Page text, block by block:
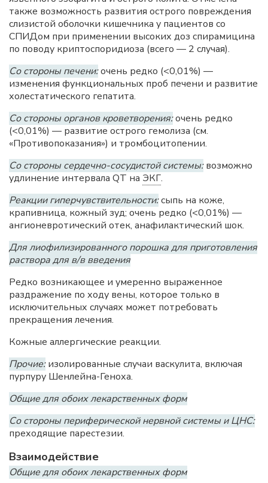
также возможность развития острого повреждения
слизистой оболочки кишечника у пациентов со
СПИДом при применении высоких доз спирамицина
по поводу криптоспоридиоза (всего — 2 случая).
Со стороны печени:очень редко (<0,01%) —
изменения функциональных проб печени и развитие
холестатического гепатита.
Со стороны органов кроветворения:очень редко
(<0,01%) — развитие острого гемолиза (см.
«Противопоказания») и тромбоцитопении.
Со стороны сердечно-сосудистой системы:возможно
удлинение интервала QТ на ЭКГ.
Реакции гиперчувствительности:сыпь на коже,
крапивница, кожный зуд; очень редко (<0,01%) —
ангионевротический отек, анафилактический шок.
Для лиофилизированного порошка для приготовления
раствора для в/в введения
Редко возникающее и умеренно выраженное
раздражение по ходу вены, которое только в
исключительных случаях может потребовать
прекращения лечения.
Кожные аллергические реакции.
Прочие:изолированные случаи васкулита, включая
пурпуру Шенлейна-Геноха.
Общие для обоих лекарственных форм
Со стороны периферической нервной системы и ЦНС:
преходящие парестезии.
Взаимодействие
Общие для обоих лекарственных форм